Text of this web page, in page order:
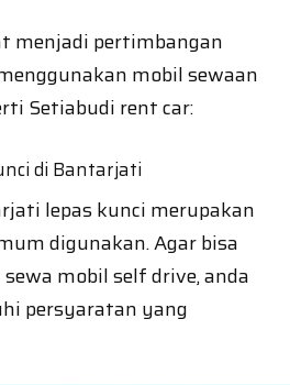
menjadi pertimbangan
mobil sewaan
Setiabudi rent car:
di Bantarjati
lepas kunci merupakan
digunakan. Agar bisa
mobil self drive, anda
persyaratan yang